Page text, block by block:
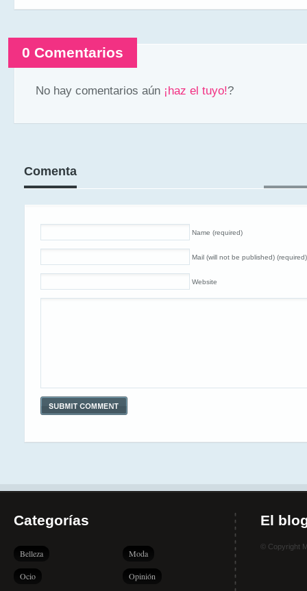
0 Comentarios
No hay comentarios aún ¡haz el tuyo!?
Comenta
Name (required)
Mail (will not be published) (required)
Website
Categorías
Belleza Moda
Ocio Opinión
El
© Copyright